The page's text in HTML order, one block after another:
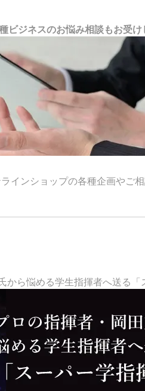
ビジネスのお悩み相談もお受け
インショップの各種企画やご
から悩める学生指揮者へ送る「